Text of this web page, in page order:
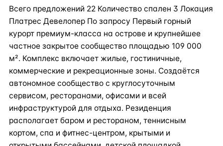
Всего предложений 22 Количество спален 3 Локация
Платрес Девелопер По запросу Первый горный
курорт премиум-класса на острове и крупнейшее
частное закрытое сообщество площадью 109 000
м². Комплекс включает жилые, гостиничные,
коммерческие и рекреационные зоны. Создаётся
автономное сообщество с круглосуточным
сервисом, ресторанами, офисами и всей
инфраструктурой для отдыха. Резиденция
располагает баром и рестораном, теннисным
кортом, спа и фитнес-центром, крытыми и